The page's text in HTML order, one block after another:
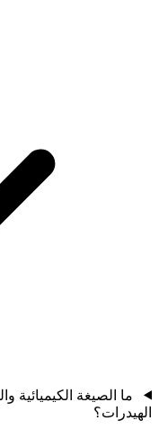
ما الصيغة الكيميائية
الهيدرات؟